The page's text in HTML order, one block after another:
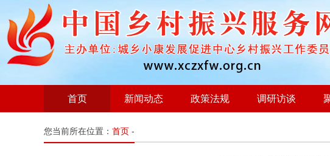
首页 新闻动态 政策法规 调研访谈
您当前所在位置： 首页 -